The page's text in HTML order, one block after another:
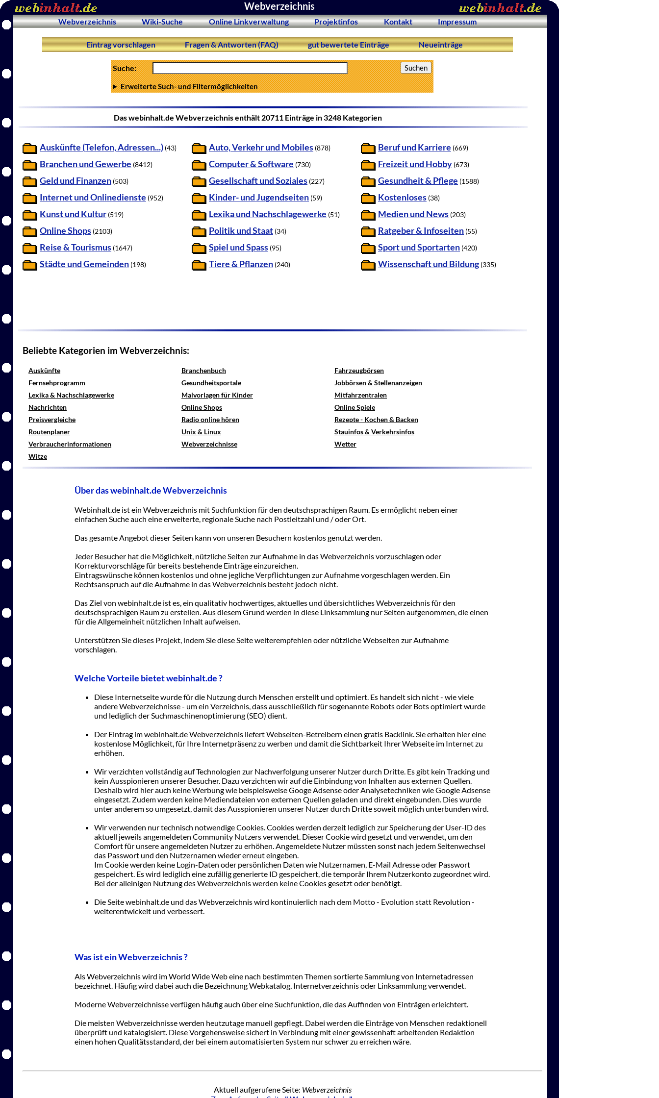
Webverzeichnis
Webverzeichnis Wiki-Suche Online Linkverwaltung Projektinfos Kontakt Impressum
Eintrag vorschlagen Fragen & Antworten (FAQ) gut bewertete Einträge Neueinträge
Suche:
Erweiterte Such- und Filtermöglichkeiten
Das webinhalt.de Webverzeichnis enthält 20711 Einträge in 3248 Kategorien
Auskünfte (Telefon, Adressen...) (43) Auto, Verkehr und Mobiles (878) Beruf und Karriere (669)
Branchen und Gewerbe (8412) Computer & Software (730) Freizeit und Hobby (673)
Geld und Finanzen (503) Gesellschaft und Soziales (227) Gesundheit & Pflege (1588)
Internet und Onlinedienste (952) Kinder- und Jugendseiten (59) Kostenloses (38)
Kunst und Kultur (519) Lexika und Nachschlagewerke (51) Medien und News (203)
Online Shops (2103) Politik und Staat (34) Ratgeber & Infoseiten (55)
Reise & Tourismus (1647) Spiel und Spass (95) Sport und Sportarten (420)
Städte und Gemeinden (198) Tiere & Pflanzen (240) Wissenschaft und Bildung (335)
Beliebte Kategorien im Webverzeichnis:
Auskünfte Branchenbuch
Fahrzeugbörsen
Fernsehprogramm
Gesundheitsportale
Jobbörsen & Stellenanzeigen
Lexika & Nachschlagewerke
Malvorlagen für Kinder
Mitfahrzentralen
Nachrichten
Online Shops
Online Spiele
Preisvergleiche
Radio online hören
Rezepte - Kochen & Backen
Routenplaner
Unix & Linux
Stauinfos & Verkehrsinfos
Verbraucherinformationen
Webverzeichnisse
Wetter
Witze
Über das webinhalt.de Webverzeichnis
Webinhalt.de ist ein Webverzeichnis mit Suchfunktion für den deutschsprachigen Raum. Es ermöglicht neben einer
einfachen Suche auch eine erweiterte, regionale Suche nach Postleitzahl und / oder Ort.
Das gesamte Angebot dieser Seiten kann von unseren Besuchern kostenlos genutzt werden.
Jeder Besucher hat die Möglichkeit, nützliche Seiten zur Aufnahme in das Webverzeichnis vorzuschlagen oder
Korrekturvorschläge für bereits bestehende Einträge einzureichen.
Eintragswünsche können kostenlos und ohne jegliche Verpflichtungen zur Aufnahme vorgeschlagen werden. Ein
Rechtsanspruch auf die Aufnahme in das Webverzeichnis besteht jedoch nicht.
Das Ziel von webinhalt.de ist es, ein qualitativ hochwertiges, aktuelles und übersichtliches Webverzeichnis für den
deutschsprachigen Raum zu erstellen. Aus diesem Grund werden in diese Linksammlung nur Seiten aufgenommen, die einen
für die Allgemeinheit nützlichen Inhalt aufweisen.
Unterstützen Sie dieses Projekt, indem Sie diese Seite weiterempfehlen oder nützliche Webseiten zur Aufnahme
vorschlagen.
Welche Vorteile bietet webinhalt.de ?
Diese Internetseite wurde für die Nutzung durch Menschen erstellt und optimiert. Es handelt sich nicht - wie viele
andere Webverzeichnisse - um ein Verzeichnis, dass ausschließlich für sogenannte Robots oder Bots optimiert wurde
und lediglich der Suchmaschinenoptimierung (SEO) dient.
Der Eintrag im webinhalt.de Webverzeichnis liefert Webseiten-Betreibern einen gratis Backlink. Sie erhalten hier eine
kostenlose Möglichkeit, für Ihre Internetpräsenz zu werben und damit die Sichtbarkeit Ihrer Webseite im Internet zu
erhöhen.
Wir verzichten vollständig auf Technologien zur Nachverfolgung unserer Nutzer durch Dritte. Es gibt kein Tracking und
kein Ausspionieren unserer Besucher. Dazu verzichten wir auf die Einbindung von Inhalten aus externen Quellen.
Deshalb wird hier auch keine Werbung wie beispielsweise Googe Adsense oder Analysetechniken wie Google Adsense
eingesetzt. Zudem werden keine Mediendateien von externen Quellen geladen und direkt eingebunden. Dies wurde
unter anderem so umgesetzt, damit das Ausspionieren unserer Nutzer durch Dritte soweit möglich unterbunden wird.
Wir verwenden nur technisch notwendige Cookies. Cookies werden derzeit lediglich zur Speicherung der User-ID des
aktuell jeweils angemeldeten Community Nutzers verwendet. Dieser Cookie wird gesetzt und verwendet, um den
Comfort für unsere angemeldeten Nutzer zu erhöhen. Angemeldete Nutzer müssten sonst nach jedem Seitenwechsel
das Passwort und den Nutzernamen wieder erneut eingeben.
Im Cookie werden keine Login-Daten oder persönlichen Daten wie Nutzernamen, E-Mail Adresse oder Passwort
gespeichert. Es wird lediglich eine zufällig generierte ID gespeichert, die temporär Ihrem Nutzerkonto zugeordnet wird.
Bei der alleinigen Nutzung des Webverzeichnis werden keine Cookies gesetzt oder benötigt.
Die Seite webinhalt.de und das Webverzeichnis wird kontinuierlich nach dem Motto - Evolution statt Revolution -
weiterentwickelt und verbessert.
Was ist ein Webverzeichnis ?
Als Webverzeichnis wird im World Wide Web eine nach bestimmten Themen sortierte Sammlung von Internetadressen
bezeichnet. Häufig wird dabei auch die Bezeichnung Webkatalog, Internetverzeichnis oder Linksammlung verwendet.
Moderne Webverzeichnisse verfügen häufig auch über eine Suchfunktion, die das Auffinden von Einträgen erleichtert.
Die meisten Webverzeichnisse werden heutzutage manuell gepflegt. Dabei werden die Einträge von Menschen redaktionell
überprüft und katalogisiert. Diese Vorgehensweise sichert in Verbindung mit einer gewissenhaft arbeitenden Redaktion
einen hohen Qualitätsstandard, der bei einem automatisierten System nur schwer zu erreichen wäre.
Aktuell aufgerufene Seite: Webverzeichnis